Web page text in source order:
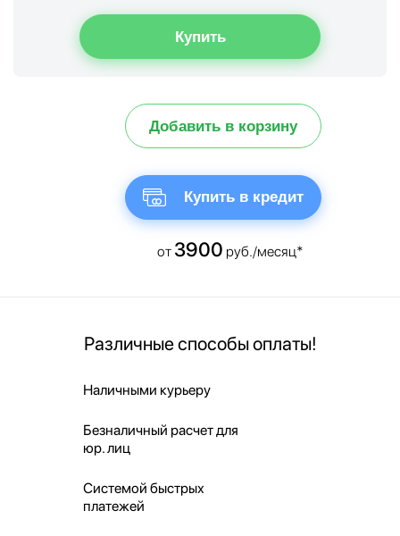
Добавить в корзину
Купить в кредит
от 3900 руб./месяц*
Различные способы оплаты!
Наличными курьеру
Безналичный расчет для
юр. лиц
Системой быстрых
платежей